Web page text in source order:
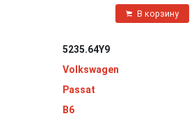
В корзину
5235.64Y9
Volkswagen
Passat
B6